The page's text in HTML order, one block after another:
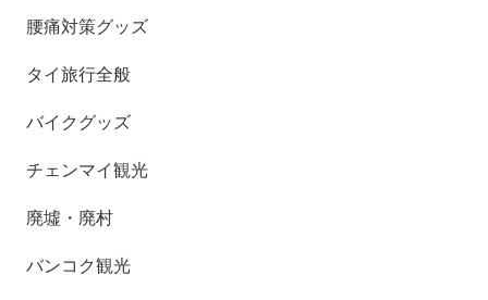
腰痛対策グッズ
タイ旅行全般
バイクグッズ
チェンマイ観光
廃墟・廃村
バンコク観光